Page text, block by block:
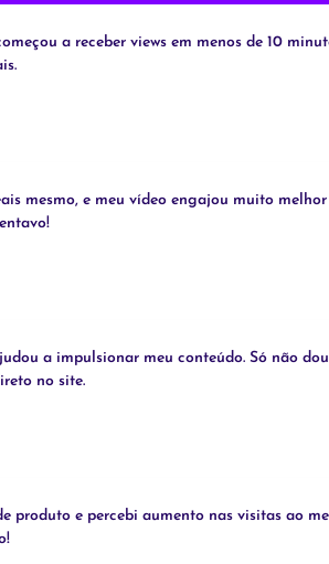
a receber views em menos de 10
mesmo, e meu vídeo engajou muito
a impulsionar meu conteúdo. Só não
no site.
produto e percebi aumento nas visitas ao